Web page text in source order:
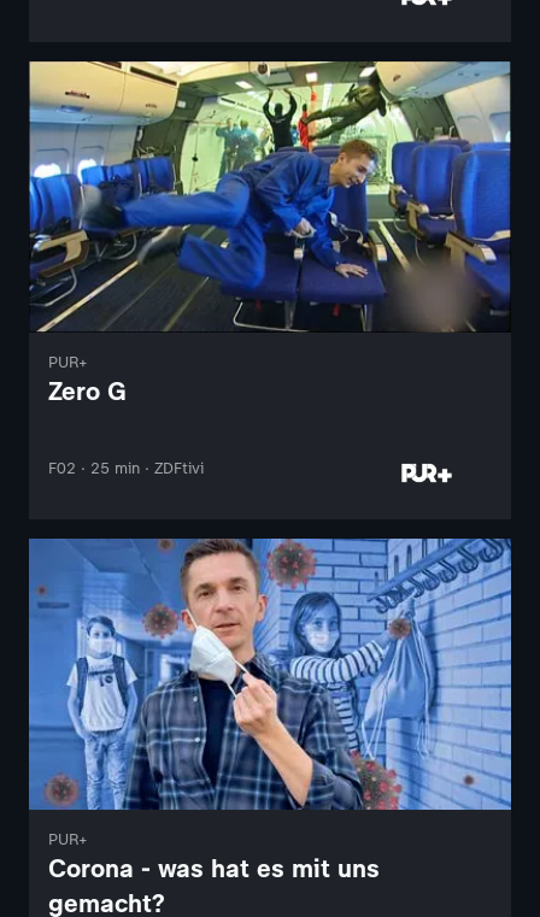
PUR+
Zero G
F02 · 25 min · ZDFtivi
PUR+
Corona - was hat es mit uns
gemacht?